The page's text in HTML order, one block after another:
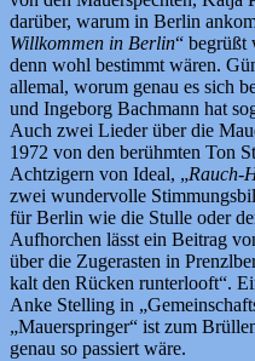
darüber, warum in Berlin
Willkommen in Berlin“ begrüßt
denn wohl bestimmt wären.
allemal, worum genau es sich
und Ingeborg Bachmann hat
Auch zwei Lieder über die
1972 von den berühmten Ton
Achtzigern von Ideal, „Rauch-
zwei wundervolle
für Berlin wie die Stulle oder
Aufhorchen lässt ein Beitrag
über die Zugerasten in
kalt den Rücken runterlooft“.
Anke Stelling in
„Mauerspringer“ ist zum
genau so passiert wäre.